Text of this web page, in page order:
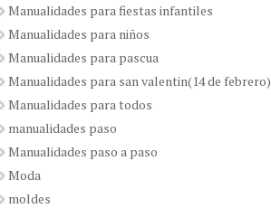
Manualidades para fiestas infantiles
Manualidades para niños
Manualidades para pascua
Manualidades para san valentin(14 de febrero)
Manualidades para todos
manualidades paso
Manualidades paso a paso
Moda
moldes